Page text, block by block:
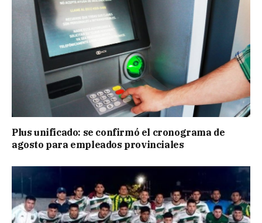
Plus unificado: se confirmó el cronograma de
agosto para empleados provinciales